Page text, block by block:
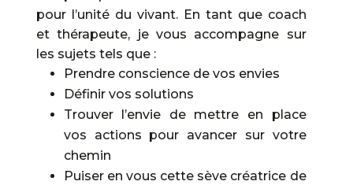
pour l’unité du vivant. En tant que coach
et thérapeute, je vous accompagne sur
les sujets tels que :
Prendre conscience de vos envies
Définir vos solutions
Trouver l’envie de mettre en place
vos actions pour avancer sur votre
chemin
Puiser en vous cette sève créatrice de